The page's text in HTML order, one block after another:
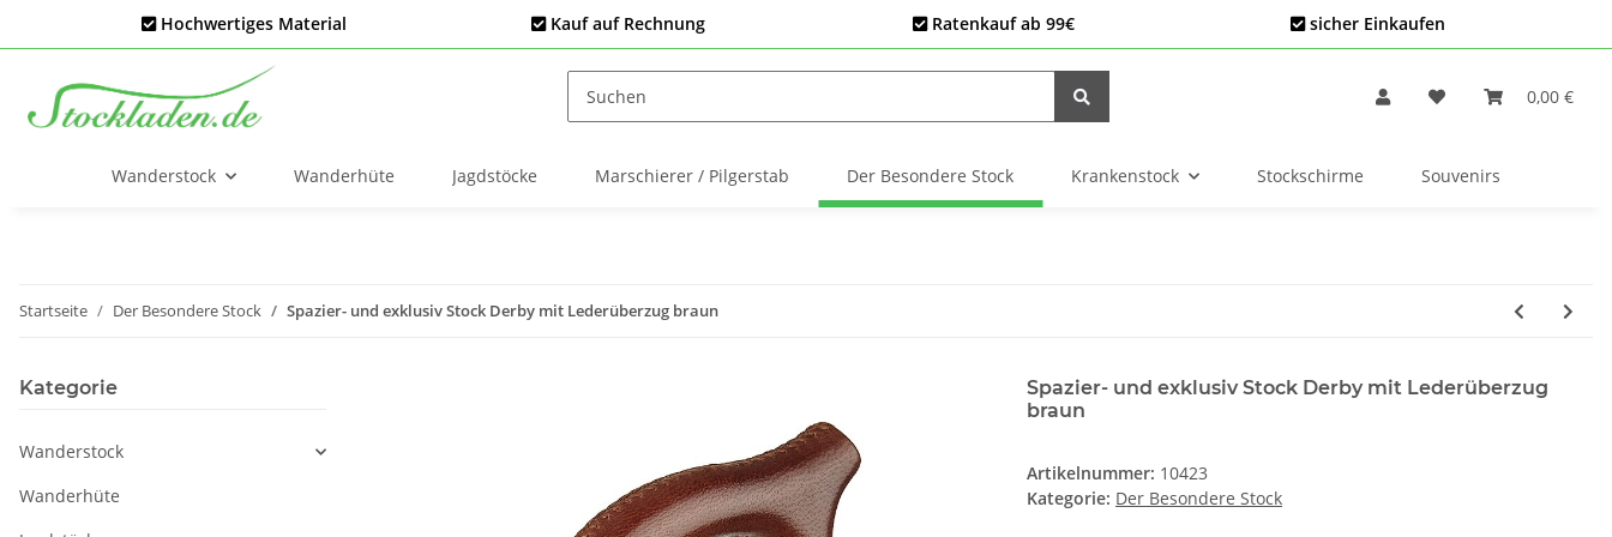
Hochwertiges Material Kauf auf Rechnung Ratenkauf ab 99€ sicher Einkaufen
0,00 €
Wanderstock Wanderhüte Jagdstöcke Marschierer / Pilgerstab Der Besondere Stock Krankenstock Stockschirme Souvenirs
Startseite Der Besondere Stock Spazier- und exklusiv Stock Derby mit Lederüberzug braun
Spazier- und exklusiv Stock Derby mit Lederüberzug
braun
Artikelnummer: 10423
Kategorie: Der Besondere Stock
Kategorie
Wanderstock
Wanderhüte